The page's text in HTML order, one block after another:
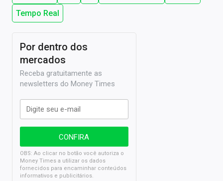
Tempo Real
Por dentro dos
mercados
Receba gratuitamente as
newsletters do Money Times
OBS: Ao clicar no botão você autoriza o
Money Times a utilizar os dados
fornecidos para encaminhar conteúdos
informativos e publicitários.